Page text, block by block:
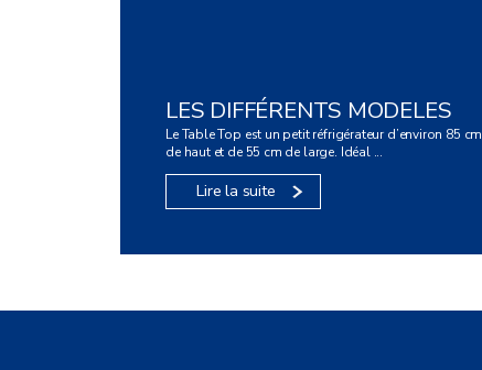
LES DIFFÉRENTS MODELES
Le Table Top est un petit réfrigérateur d’environ 85 cm
de haut et de 55 cm de large. Idéal ...
Lire la suite